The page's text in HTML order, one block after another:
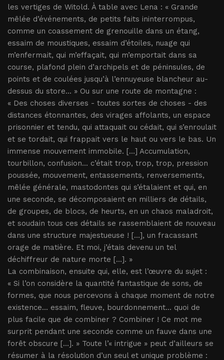
les vertiges de Witold. À table avec Lena : « Grande
mêlée d’événements, de petits faits ininterrompus,
comme un coassement de grenouille dans un étang,
essaim de moustiques, essaim d’étoiles, nuage qui
m’enfermait, qui m’effaçait, qui m’emportait dans sa
course, plafond plein d’archipels et de péninsules, de
points et de coulées jusqu’à l’ennuyeuse blancheur au-
dessus du store... » Ou sur une route de montagne :
« Des choses diverses - toutes sortes de choses - des
distances étonnantes, des virages affolants, un espace
prisonnier et tendu, qui attaquait ou cédait, qui s’enroulait
et se tordait, qui frappait vers le haut ou vers le bas. Un
immense mouvement immobile. [...] Accumulation,
tourbillon, confusion... c’était trop, trop, trop, pression
poussée, mouvement, entassements, renversements,
mêlée générale, mastodontes qui s’étalaient et qui, en
une seconde, se décomposaient en milliers de détails,
de groupes, de blocs, de heurts, en un chaos maladroit,
et soudain tous ces détails se rassemblaient de nouveau
dans une structure majestueuse ! [...], un fracassant
orage de matière. Et moi, j’étais devenu un tel
déchiffreur de nature morte [...]. »
La combinaison, ensuite qui, elle, est l’œuvre du sujet :
« Si l’on considère la quantité fantastique de sons, de
formes, que nous percevons à chaque moment de notre
existence... essaim, fleuve, bourdonnement... quoi de
plus facile que de combiner ? Combiner ! Ce mot me
surprit pendant une seconde comme un fauve dans une
forêt obscure [...]. » Toute l’« intrigue » peut d’ailleurs se
résumer à la résolution d’un seul et unique problème :